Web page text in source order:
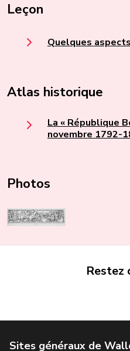
Leçon
Quelques
Atlas historique
La « République
novembre 1792-
Photos
Restez